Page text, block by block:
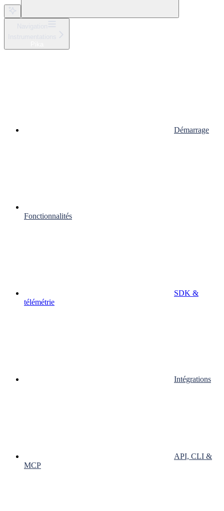
Démarrage
Fonctionnalités
SDK &
télémétrie
Intégrations
API, CLI &
MCP